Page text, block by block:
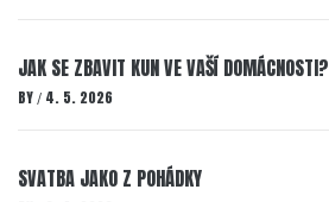
JAK SE ZBAVIT KUN VE VAŠÍ DOMÁCNOSTI?
BY / 4. 5. 2026
SVATBA JAKO Z POHÁDKY